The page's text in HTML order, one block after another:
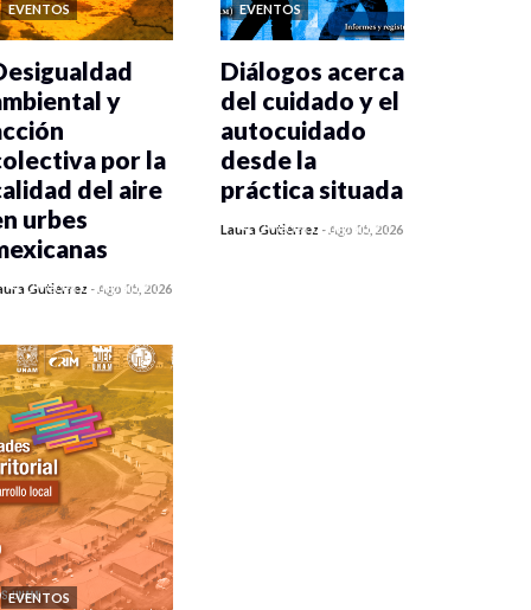
EVENTOS
0 veces compartido
y
por la
del aire
urbes
Gutiérrez -Ago 05, 2026
EVENTOS
0 veces compartido
Diálogos acerca
del cuidado y el
autocuidado
desde la
práctica situada
Laura Gutiérrez -Ago 05, 2026
EVENTOS